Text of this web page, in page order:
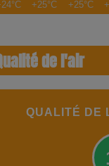
+25°C
+25°C
de l'air
QUALITÉ DE